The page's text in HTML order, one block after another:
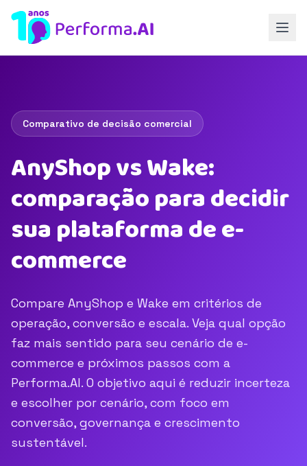
Comparativo de decisão comercial
AnyShop vs Wake:
comparação para decidir
sua plataforma de e-
commerce
Compare AnyShop e Wake em critérios de
operação, conversão e escala. Veja qual opção
faz mais sentido para seu cenário de e-
commerce e próximos passos com a
Performa.AI. O objetivo aqui é reduzir incerteza
e escolher por cenário, com foco em
conversão, governança e crescimento
sustentável.